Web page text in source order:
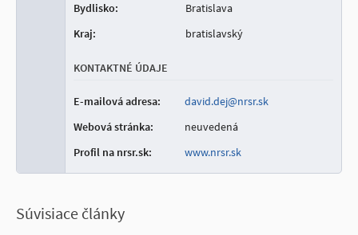
Bydlisko:
Bratislava
Kraj:
bratislavský
KONTAKTNÉ ÚDAJE
E-mailová adresa:
david.dej@nrsr.sk
Webová stránka:
neuvedená
Profil na nrsr.sk:
www.nrsr.sk
Súvisiace články